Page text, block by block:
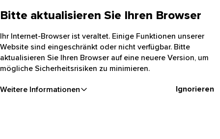
Bitte aktualisieren Sie Ihren Browser
Ihr Internet-Browser ist veraltet. Einige Funktionen unserer
Website sind eingeschränkt oder nicht verfügbar. Bitte
aktualisieren Sie Ihren Browser auf eine neuere Version, um
mögliche Sicherheitsrisiken zu minimieren.
Weitere Informationen Ignorieren